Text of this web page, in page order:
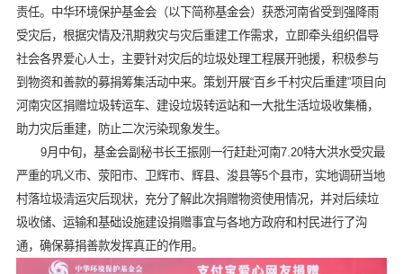
责任。中华环境保护基金会（以下简称基金会）获悉河南省受到强降雨
受灾后，根据灾情及汛期救灾与灾后重建工作需求，立即牵头组织倡导
社会各界爱心人士，主要针对灾后的垃圾处理工程展开驰援，积极参与
到物资和善款的募捐筹集活动中来。策划开展“百乡千村灾后重建”项目向
河南灾区捐赠垃圾转运车、建设垃圾转运站和一大批生活垃圾收集桶，
助力灾后重建，防止二次污染现象发生。
9月中旬，基金会副秘书长王振刚一行赶赴河南7.20特大洪水受灾最
严重的巩义市、荥阳市、卫辉市、辉县、浚县等5个县市，实地调研当地
村落垃圾清运灾后现状，充分了解此次捐赠物资使用情况，并对后续垃
圾收储、运输和基础设施建设捐赠事宜与各地方政府和村民进行了沟
通，确保募捐善款发挥真正的作用。